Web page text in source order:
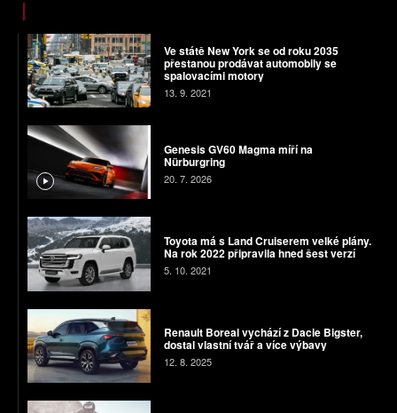
Ve státě New York se od roku 2035
přestanou prodávat automobily se
spalovacími motory
13. 9. 2021
Genesis GV60 Magma míří na
Nürburgring
20. 7. 2026
Toyota má s Land Cruiserem velké plány.
Na rok 2022 připravila hned šest verzí
5. 10. 2021
Renault Boreal vychází z Dacie Bigster,
dostal vlastní tvář a více výbavy
12. 8. 2025